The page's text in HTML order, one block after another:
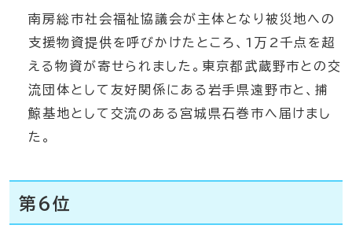
南房総市社会福祉協議会が主体となり被災地への
支援物資提供を呼びかけたところ、1万2千点を超
える物資が寄せられました。東京都武蔵野市との交
流団体として友好関係にある岩手県遠野市と、捕
鯨基地として交流のある宮城県石巻市へ届けまし
た。
第6位